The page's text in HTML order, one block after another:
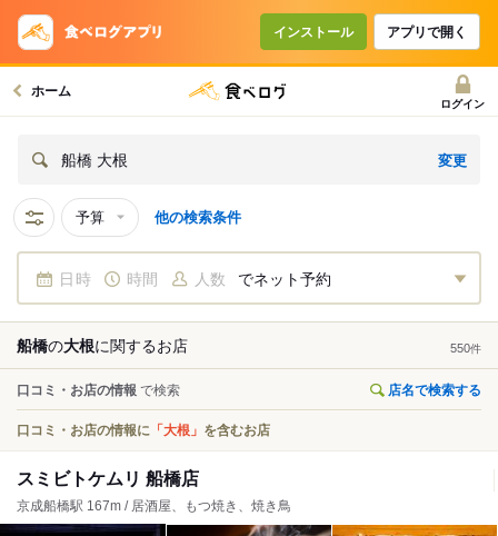
インストール アプリで開く
ホーム
ログイン
船橋 大根 変更
予算 他の検索条件
日時 時間 人数 でネット予約
船橋の大根に関するお店 550件
口コミ・お店の情報 で検索 店名で検索する
口コミ・お店の情報に 「大根」 を含むお店
スミビトケムリ 船橋店
京成船橋駅 167m / 居酒屋、もつ焼き、焼き鳥